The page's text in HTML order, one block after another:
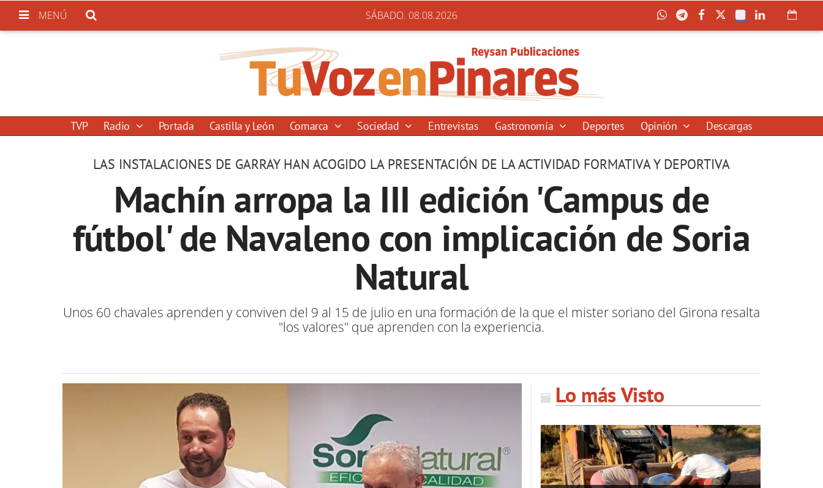
MENÚ SÁBADO. 08.08.2026
TVP Radio Portada Castilla y León Comarca Sociedad Entrevistas Gastronomía Deportes Opinión Descargas
LAS INSTALACIONES DE GARRAY HAN ACOGIDO LA PRESENTACIÓN DE LA ACTIVIDAD FORMATIVA Y DEPORTIVA
Machín arropa la III edición 'Campus de
fútbol' de Navaleno con implicación de Soria
Natural
Unos 60 chavales aprenden y conviven del 9 al 15 de julio en una formación de la que el mister soriano del Girona resalta
"los valores" que aprenden con la experiencia.
Lo más Visto